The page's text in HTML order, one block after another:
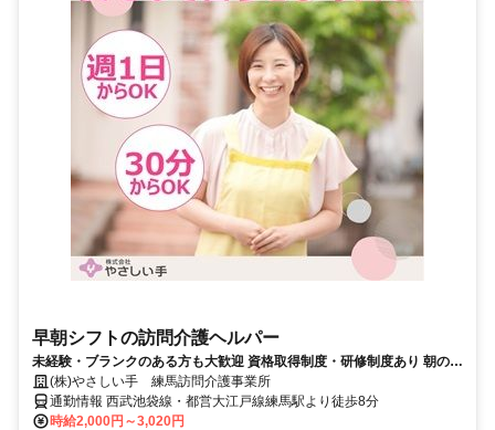
早朝シフトの訪問介護ヘルパー
未経験・ブランクのある方も大歓迎 資格取得制度・研修制度あり 朝の空
いた時間で働けます
(株)やさしい手 練馬訪問介護事業所
通勤情報 西武池袋線・都営大江戸線練馬駅より徒歩8分
時給2,000円～3,020円